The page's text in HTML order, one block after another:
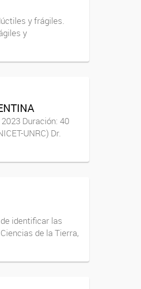
y frágiles.
y
Duración: 40
UNRC) Dr.
identificar las
de la Tierra,